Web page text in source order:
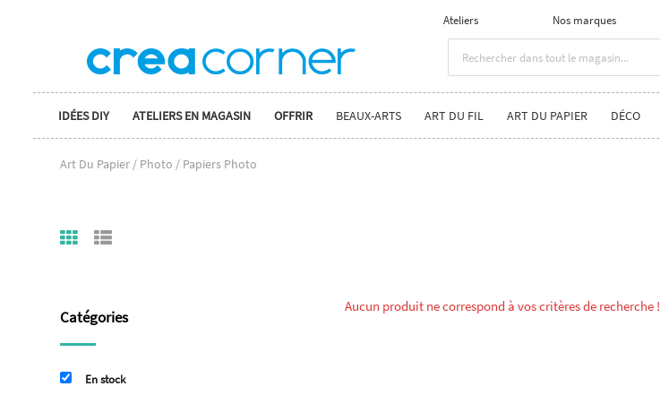
Ateliers Nos marques
IDÉES DIY ATELIERS EN MAGASIN OFFRIR BEAUX-ARTS ART DU FIL ART DU PAPIER DÉCO
Art Du Papier / Photo / Papiers Photo
Aucun produit ne correspond à vos critères de recherche !
Catégories
En stock